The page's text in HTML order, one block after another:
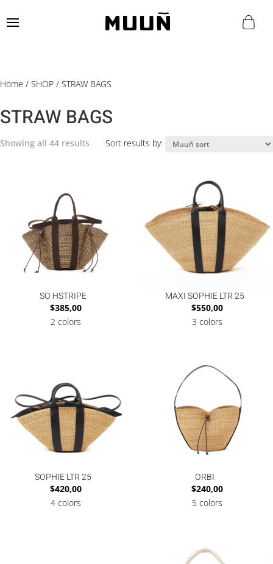
Home / SHOP / STRAW BAGS
STRAW BAGS
Showing all 44 results Sort results by:
SO HSTRIPE
$385,00
2 colors
MAXI SOPHIE LTR 25
$550,00
3 colors
SOPHIE LTR 25
$420,00
4 colors
ORBI
$240,00
5 colors